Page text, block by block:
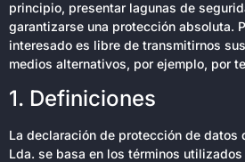
principio, presentar lagunas de
garantizarse una protección absoluta.
interesado es libre de transmitirnos
medios alternativos, por ejemplo, por
1. Definiciones
La declaración de protección de datos
Lda. se basa en los términos